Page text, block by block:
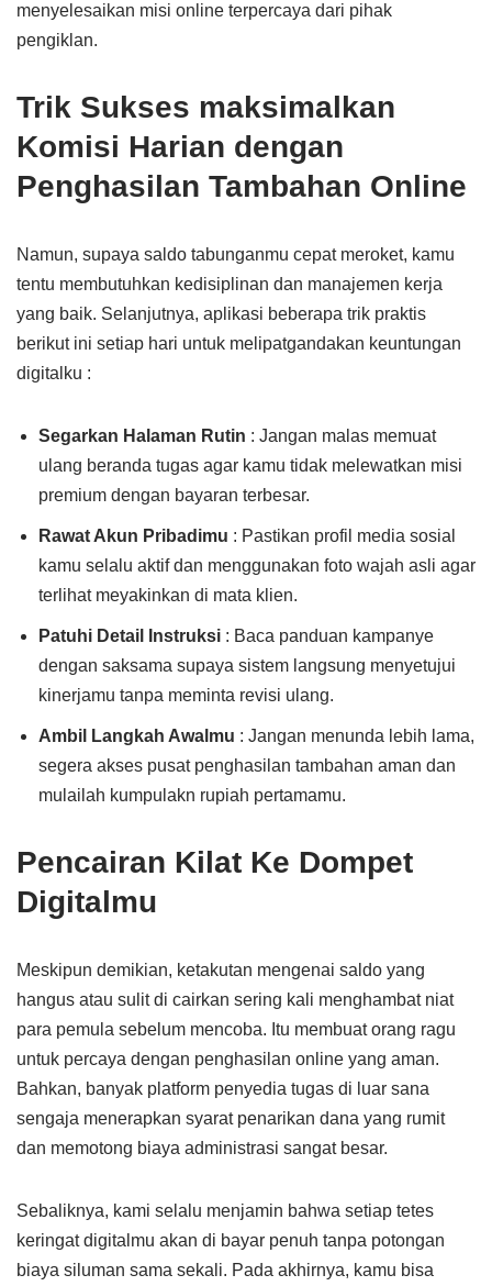
menyelesaikan misi online terpercaya dari pihak
pengiklan.
Trik Sukses maksimalkan
Komisi Harian dengan
Penghasilan Tambahan Online
Namun, supaya saldo tabunganmu cepat meroket, kamu
tentu membutuhkan kedisiplinan dan manajemen kerja
yang baik. Selanjutnya, aplikasi beberapa trik praktis
berikut ini setiap hari untuk melipatgandakan keuntungan
digitalku :
Segarkan Halaman Rutin : Jangan malas memuat
ulang beranda tugas agar kamu tidak melewatkan misi
premium dengan bayaran terbesar.
Rawat Akun Pribadimu : Pastikan profil media sosial
kamu selalu aktif dan menggunakan foto wajah asli agar
terlihat meyakinkan di mata klien.
Patuhi Detail Instruksi : Baca panduan kampanye
dengan saksama supaya sistem langsung menyetujui
kinerjamu tanpa meminta revisi ulang.
Ambil Langkah Awalmu : Jangan menunda lebih lama,
segera akses pusat penghasilan tambahan aman dan
mulailah kumpulakn rupiah pertamamu.
Pencairan Kilat Ke Dompet
Digitalmu
Meskipun demikian, ketakutan mengenai saldo yang
hangus atau sulit di cairkan sering kali menghambat niat
para pemula sebelum mencoba. Itu membuat orang ragu
untuk percaya dengan penghasilan online yang aman.
Bahkan, banyak platform penyedia tugas di luar sana
sengaja menerapkan syarat penarikan dana yang rumit
dan memotong biaya administrasi sangat besar.
Sebaliknya, kami selalu menjamin bahwa setiap tetes
keringat digitalmu akan di bayar penuh tanpa potongan
biaya siluman sama sekali. Pada akhirnya, kamu bisa